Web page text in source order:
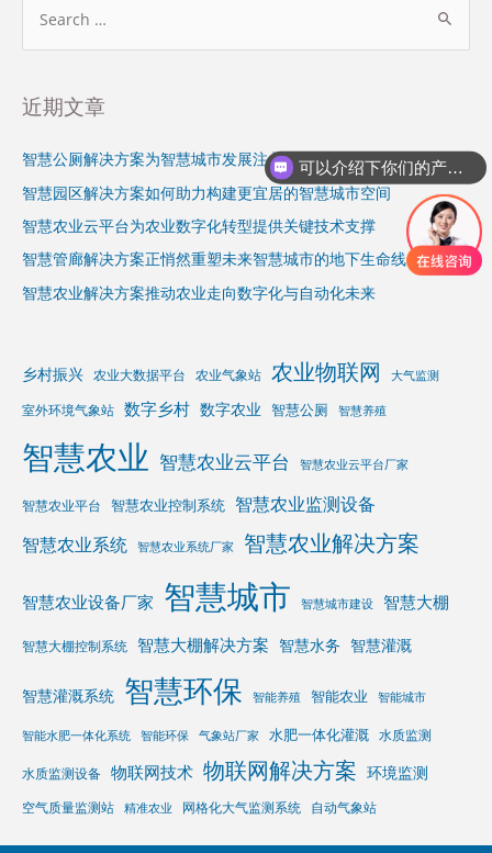
近期文章
智慧公厕解决方案为智慧城市发展注入新动力
智慧园区解决方案如何助力构建更宜居的智慧城市空间
智慧农业云平台为农业数字化转型提供关键技术支撑
智慧管廊解决方案正悄然重塑未来智慧城市的地下生命线
智慧农业解决方案推动农业走向数字化与自动化未来
乡村振兴 农业大数据平台 农业气象站 农业物联网 大气监测
室外环境气象站 数字乡村 数字农业 智慧公厕 智慧养殖
智慧农业 智慧农业云平台 智慧农业云平台厂家
智慧农业平台 智慧农业控制系统 智慧农业监测设备
智慧农业系统
智慧农业系统厂家 智慧农业解决方案
智慧农业设备厂家 智慧城市 智慧城市建设 智慧大棚
智慧大棚控制系统 智慧大棚解决方案 智慧水务 智慧灌溉
智慧灌溉系统 智慧环保 智能养殖 智能农业 智能城市
智能水肥一体化系统 智能环保 气象站厂家 水肥一体化灌溉 水质监测
水质监测设备 物联网技术 物联网解决方案 环境监测
空气质量监测站 精准农业 网格化大气监测系统 自动气象站
可以介绍下你们的产品么